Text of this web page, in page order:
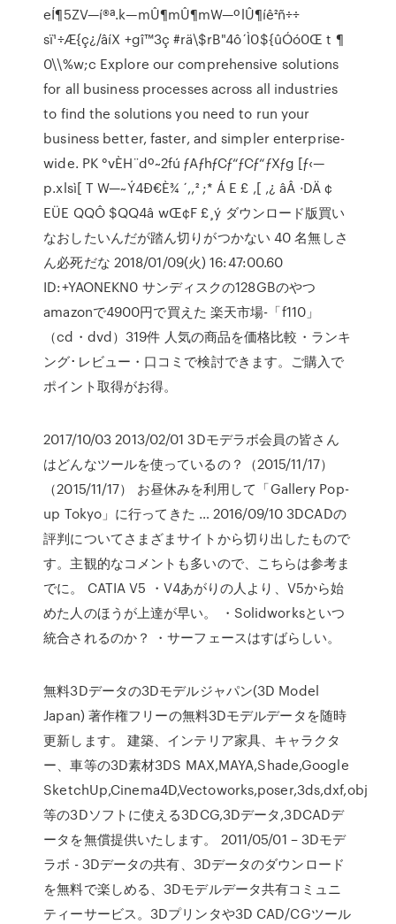
eÍ¶5ZV—í®ª.k—mÛ¶mÛ¶mW—ºlÛ¶íê²ñ÷÷
sï¹÷Æ{ç¿/âíX +gî™3ç #rä\$rB"4ô´Ì0${ûÓó0Œ t ¶
0\\%w;c Explore our comprehensive solutions
for all business processes across all industries
to find the solutions you need to run your
business better, faster, and simpler enterprise-
wide. PK °vÈH¨dº~2fú ƒAƒhƒCƒ“ƒCƒ“ƒXƒg [ƒ‹—
p.xlsì[ T W—~Ý4Ð€È¾ ´,‚² ;* Á E £ ‚[ ‚¿ âÂ ·DÄ ¢
EÜE QQÔ $QQ4â wŒ¢F £¸ý ダウンロード版買い
なおしたいんだが踏ん切りがつかない 40 名無しさ
ん必死だな 2018/01/09(火) 16:47:00.60
ID:+YAONEKN0 サンディスクの128GBのやつ
amazonで4900円で買えた 楽天市場-「f110」
（cd・dvd）319件 人気の商品を価格比較・ランキ
ング･レビュー・口コミで検討できます。ご購入で
ポイント取得がお得。
2017/10/03 2013/02/01 3Dモデラボ会員の皆さん
はどんなツールを使っているの？（2015/11/17）
（2015/11/17） お昼休みを利用して「Gallery Pop-
up Tokyo」に行ってきた … 2016/09/10 3DCADの
評判についてさまざまサイトから切り出したもので
す。主観的なコメントも多いので、こちらは参考ま
でに。 CATIA V5 ・V4あがりの人より、V5から始
めた人のほうが上達が早い。 ・Solidworksといつ
統合されるのか？ ・サーフェースはすばらしい。
無料3Dデータの3Dモデルジャパン(3D Model
Japan) 著作権フリーの無料3Dモデルデータを随時
更新します。 建築、インテリア家具、キャラクタ
ー、車等の3D素材3DS MAX,MAYA,Shade,Google
SketchUp,Cinema4D,Vectoworks,poser,3ds,dxf,obj
等の3Dソフトに使える3DCG,3Dデータ,3DCADデ
ータを無償提供いたします。 2011/05/01 – 3Dモデ
ラボ - 3Dデータの共有、3Dデータのダウンロード
を無料で楽しめる、3Dモデルデータ共有コミュニ
ティーサービス。3Dプリンタや3D CAD/CGツール